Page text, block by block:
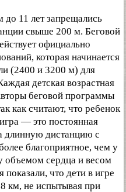
11 лет запрещались
свыше 200 м. Беговой
официально
которая начинается
(2400 и 3200 м) для
детская возрастная
беговой программы
как считают, что ребенок
— это постоянная
длинную дистанцию с
благоприятное, чем у
объемом сердца и весом
что дети в игре
км, не испытывая при